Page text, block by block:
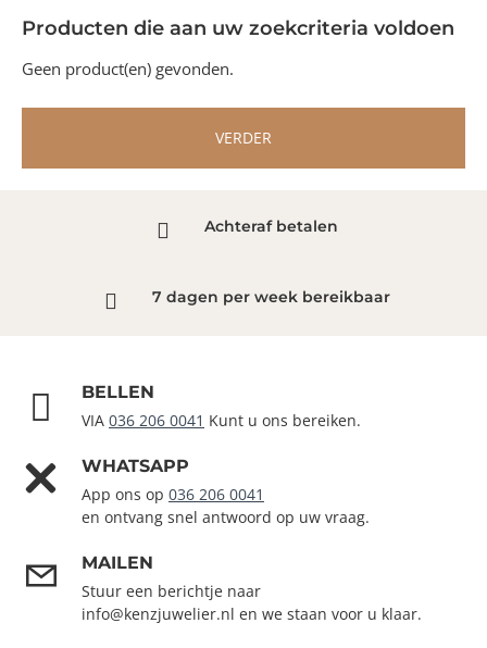
Producten die aan uw zoekcriteria voldoen
Geen product(en) gevonden.
VERDER
Achteraf betalen
7 dagen per week bereikbaar
BELLEN
VIA 036 206 0041 Kunt u ons bereiken.
WHATSAPP
App ons op 036 206 0041
en ontvang snel antwoord op uw vraag.
MAILEN
Stuur een berichtje naar
info@kenzjuwelier.nl en we staan voor u klaar.